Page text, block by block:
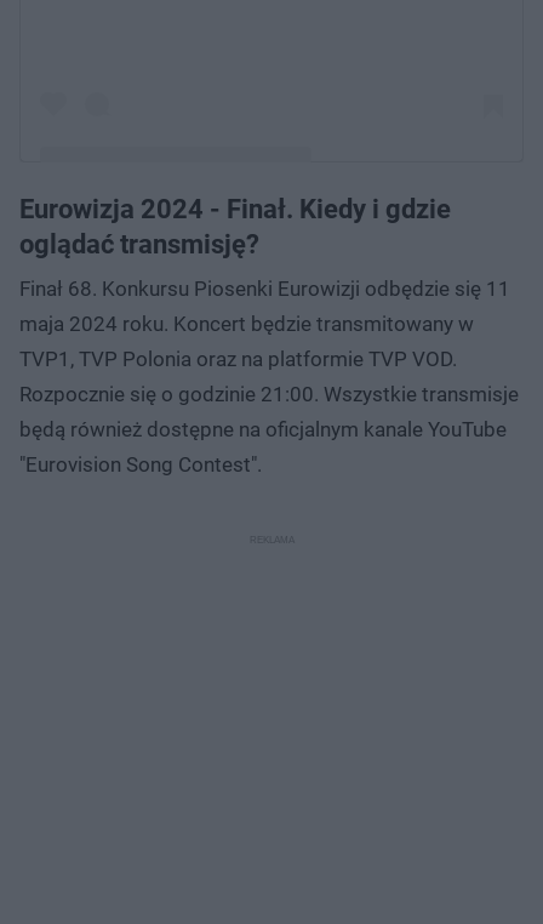
Post udostępniony przez Eurovision Song Contest
Eurowizja 2024 - Finał. Kiedy i gdzie
oglądać transmisję?
Finał 68. Konkursu Piosenki Eurowizji odbędzie się 11
maja 2024 roku. Koncert będzie transmitowany w
TVP1, TVP Polonia oraz na platformie TVP VOD.
Rozpocznie się o godzinie 21:00. Wszystkie transmisje
będą również dostępne na oficjalnym kanale YouTube
"Eurovision Song Contest".